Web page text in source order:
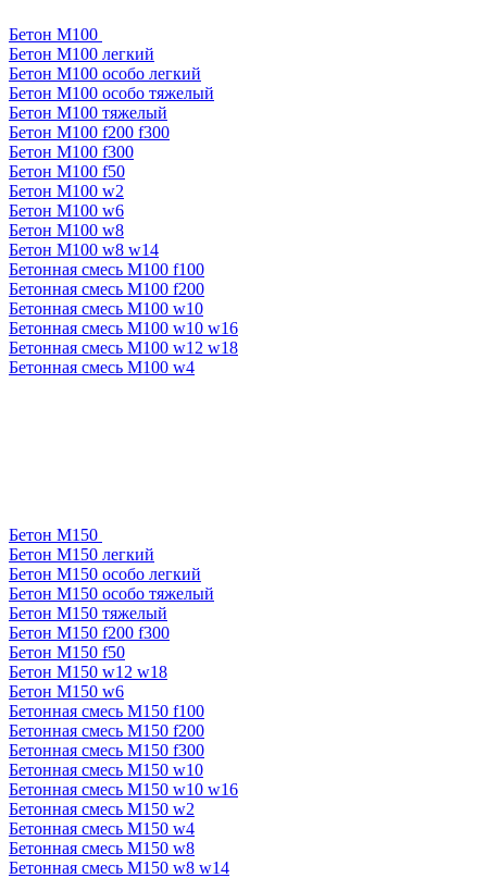
Бетон М100
Бетон М100 легкий
Бетон М100 особо легкий
Бетон М100 особо тяжелый
Бетон М100 тяжелый
Бетон М100 f200 f300
Бетон М100 f300
Бетон М100 f50
Бетон М100 w2
Бетон М100 w6
Бетон М100 w8
Бетон М100 w8 w14
Бетонная смесь М100 f100
Бетонная смесь М100 f200
Бетонная смесь М100 w10
Бетонная смесь М100 w10 w16
Бетонная смесь М100 w12 w18
Бетонная смесь М100 w4
Бетон М150
Бетон М150 легкий
Бетон М150 особо легкий
Бетон М150 особо тяжелый
Бетон М150 тяжелый
Бетон М150 f200 f300
Бетон М150 f50
Бетон М150 w12 w18
Бетон М150 w6
Бетонная смесь М150 f100
Бетонная смесь М150 f200
Бетонная смесь М150 f300
Бетонная смесь М150 w10
Бетонная смесь М150 w10 w16
Бетонная смесь М150 w2
Бетонная смесь М150 w4
Бетонная смесь М150 w8
Бетонная смесь М150 w8 w14